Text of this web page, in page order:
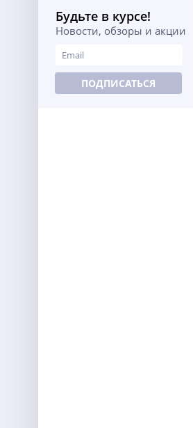
Будьте в курсе!
Новости, обзоры и акции
ПОДПИСАТЬСЯ